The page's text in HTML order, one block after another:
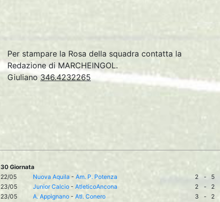
Per stampare la Rosa della squadra contatta la
Redazione di MARCHEINGOL.
Giuliano346.4232265
30 Giornata
22/05
Nuova Aquila - Am. P. Potenza 2 -
5
23/05
Junior Calcio - AtleticoAncona 2 -
2
23/05
A. Appignano - Atl. Conero 3 -
2